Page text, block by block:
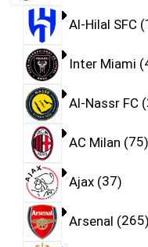
Al-Hilal SFC
Inter Miami
Al-Nassr FC
AC Milan 75
Ajax 37
Arsenal 265